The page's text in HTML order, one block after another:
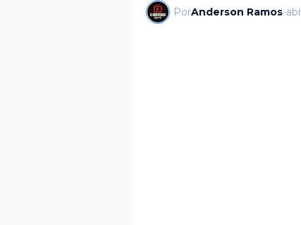
PorAnderson Ramos-